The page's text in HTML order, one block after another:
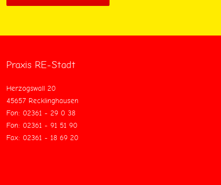
Praxis RE-Stadt
Herzogswall 20
45657 Recklinghausen
Fon: 02361 - 29 0 38
Fon: 02361 - 91 51 90
Fax: 02361 - 18 69 20